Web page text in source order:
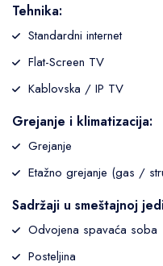
Tehnika:
Standardni internet
Flat-Screen TV
Kablovska / IP TV
Grejanje i klimatizacija:
Grejanje
Etažno grejanje (gas /
Sadržaji u smeštajnoj
Odvojena spavaća soba
Posteljina